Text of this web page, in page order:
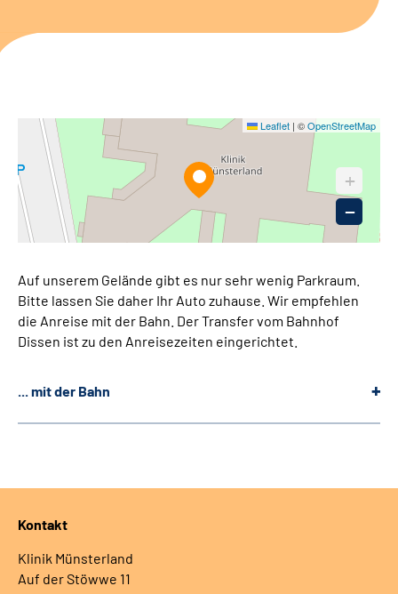
Suche
Leichte Sprache
Gebärdensprache
+
−
Leaflet | ©OpenStreetMap
Auf unserem Gelände gibt es nur sehr wenig Parkraum.
Bitte lassen Sie daher Ihr Auto zuhause. Wir empfehlen
die Anreise mit der Bahn. Der Transfer vom Bahnhof
Dissen ist zu den Anreisezeiten eingerichtet.
... mit der Bahn
Kontakt
Klinik Münsterland
Auf der Stöwwe 11